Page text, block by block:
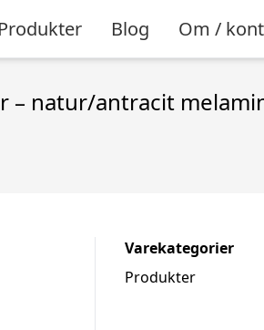
Produkter Blog Om /
– natur/antracit
Varekategorier
Produkter